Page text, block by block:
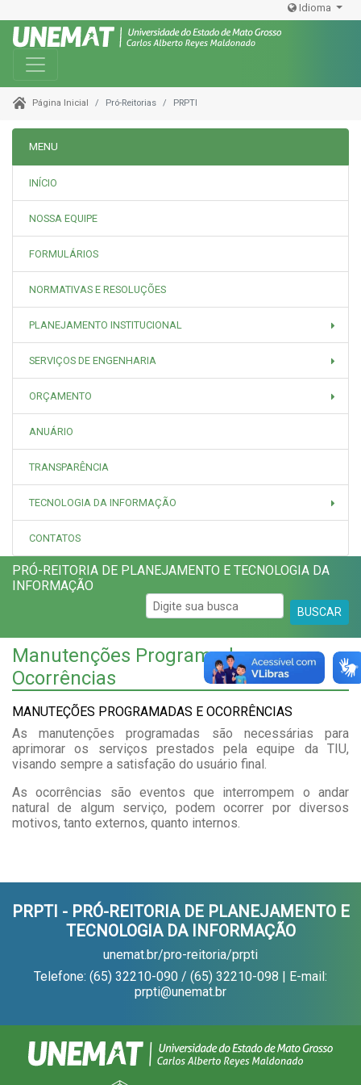
Idioma
Toggle navigation
Página Inicial Pró-Reitorias PRPTI
MENU
INÍCIO
NOSSA EQUIPE
FORMULÁRIOS
NORMATIVAS E RESOLUÇÕES
PLANEJAMENTO INSTITUCIONAL
SERVIÇOS DE ENGENHARIA
ORÇAMENTO
ANUÁRIO
TRANSPARÊNCIA
TECNOLOGIA DA INFORMAÇÃO
CONTATOS
PRÓ-REITORIA DE PLANEJAMENTO E TECNOLOGIA DA
INFORMAÇÃO
BUSCAR
Manutenções Programadas e
Ocorrências
MANUTEÇÕES PROGRAMADAS E OCORRÊNCIAS
As manutenções programadas são necessárias para
aprimorar os serviços prestados pela equipe da TIU,
visando sempre a satisfação do usuário final.
As ocorrências são eventos que interrompem o andar
natural de algum serviço, podem ocorrer por diversos
motivos, tanto externos, quanto internos.
PRPTI - PRÓ-REITORIA DE PLANEJAMENTO E
TECNOLOGIA DA INFORMAÇÃO
unemat.br/pro-reitoria/prpti
Telefone: (65) 32210-090 / (65) 32210-098 | E-mail:
prpti@unemat.br